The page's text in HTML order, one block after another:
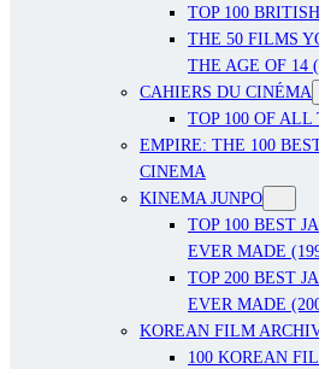
TOP 100
THE 50 FILMS
THE AGE OF 14
CAHIERS DU CINÉMA
TOP 100 OF ALL
EMPIRE: THE 100
CINEMA
KINEMA JUNPO
TOP 100 BEST
EVER MADE
TOP 200 BEST
EVER MADE
KOREAN FILM
100 KOREAN